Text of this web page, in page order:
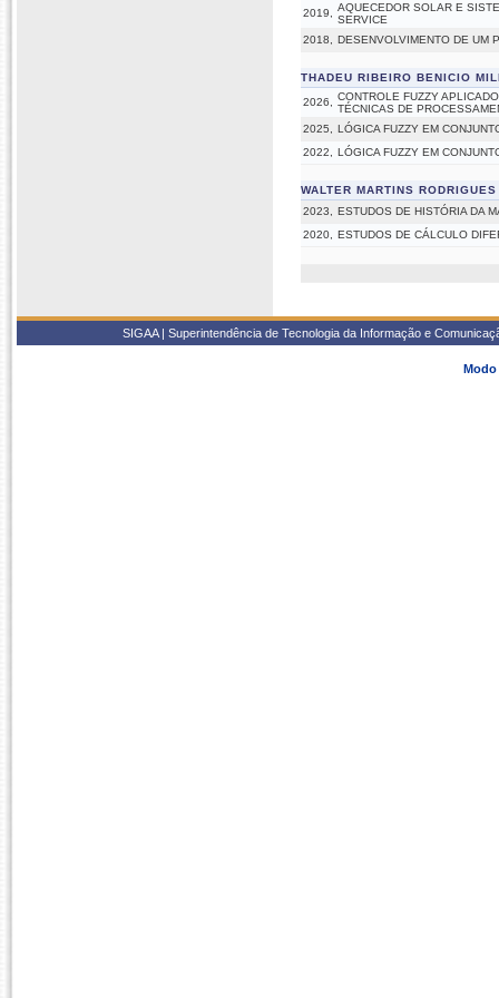
2019,
AQUECEDOR SOLAR E
SERVICE
2018,
DESENVOLVIMENTO DE UM
THADEU RIBEIRO BENICIO
2026,
CONTROLE FUZZY
TÉCNICAS DE
2025,
LÓGICA FUZZY EM
2022,
LÓGICA FUZZY EM
WALTER MARTINS RODRIGUES
2023,
ESTUDOS DE HISTÓRIA DA
2020,
ESTUDOS DE CÁLCULO
SIGAA | Superintendência de Tecnologia da Informação e
Modo